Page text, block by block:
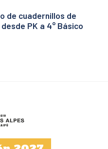
de cuadernillos de
PK a 4° Básico